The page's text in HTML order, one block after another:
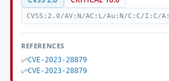
CVSS:2.0/AV:N/AC:L/Au:N/C:C/I:C/
REFERENCES
CVE-2023-28879
CVE-2023-28879